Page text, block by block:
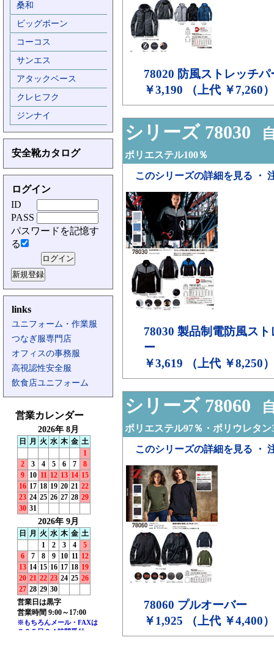
桑和
ビッグボーン
コーコス
サンエス
アタックベース
クレヒフク
ジンナイ
安全靴カタログ
ログイン
ID
PASS
パスワードを記憶す
る
links
ユニフォーム・作業服
つなぎ服専門店
オフィスの事務服
高視認性安全服
飲食店ユニフォーム
78020 防風ストレッチパ
￥3,190 （上代 ￥7,260）
シリーズ 78030
ポリエステル100％
このシリーズの詳細を見る ・
78030 製品制電防風ス
ー
￥3,619 （上代 ￥8,250）
シリーズ 78060
ポリエステル97％・ポリウレタン
このシリーズの詳細を見る ・
78060 プルオーバー
￥1,925 （上代 ￥4,400）